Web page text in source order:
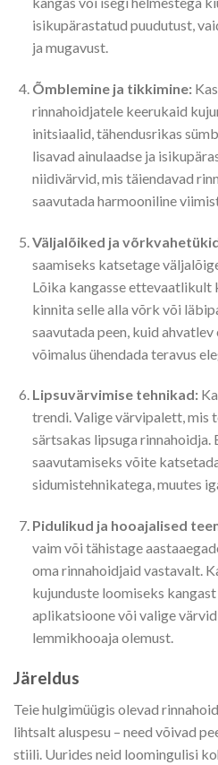
isikupärastatud puudutust,
ja mugavust.
Õmblemine ja tikkimine:
rinnahoidjatele keerukaid
initsiaalid, tähendusrikas
lisavad ainulaadse ja
niidivärvid, mis täiendavad
saavutada harmooniline
Väljalõiked ja
saamiseks katsetage
Lõika kangasse ettevaatlikult
kinnita selle alla võrk või
saavutada peen, kuid ahvatlev
võimalus ühendada teravus
Lipsuvärvimise tehnikad:
trendi. Valige värvipalett, mis
särtsakas lipsuga rinnahoidja.
saavutamiseks võite
sidumistehnikatega, muutes
Pidulikud ja hooajalised
vaim või tähistage
oma rinnahoidjaid vastavalt.
kujunduste loomiseks
aplikatsioone või valige
lemmikhooaja olemust.
Järeldus
Teie hulgimüügis olevad
lihtsalt aluspesu – need võivad
stiili. Uurides neid loomingulisi